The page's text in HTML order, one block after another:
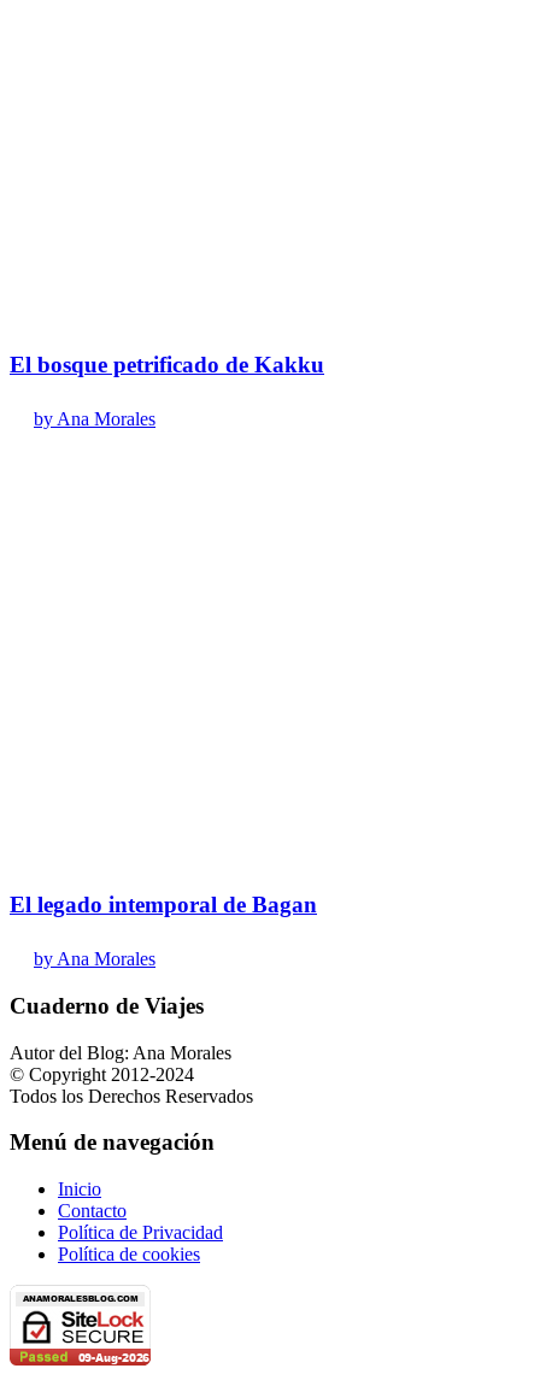
El bosque petrificado de Kakku
by Ana Morales
El legado intemporal de Bagan
by Ana Morales
Cuaderno de Viajes
Autor del Blog: Ana Morales
© Copyright 2012-2024
Todos los Derechos Reservados
Menú de navegación
Inicio
Contacto
Política de Privacidad
Política de cookies